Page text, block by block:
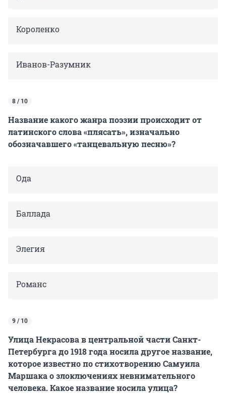
Короленко
Иванов-Разумник
8 / 10
Название какого жанра поэзии происходит от
латинского слова «плясать», изначально
обозначавшего «танцевальную песню»?
Ода
Баллада
Элегия
Романс
9 / 10
Улица Некрасова в центральной части Санкт-
Петербурга до 1918 года носила другое название,
которое известно по стихотворению Самуила
Маршака о злоключениях невнимательного
человека. Какое название носила улица?